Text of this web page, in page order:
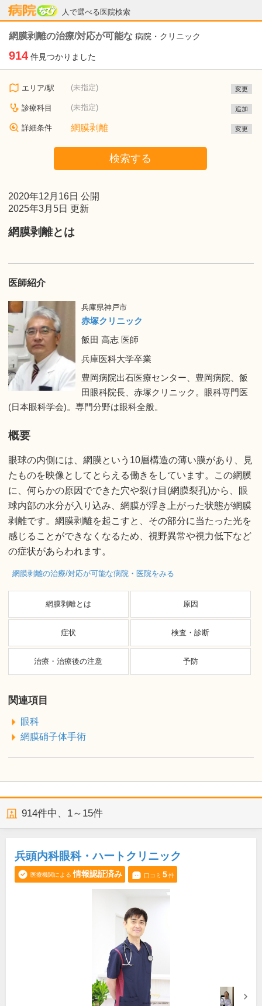
人で選べる医院検索
病院なび
網膜剥離の治療/対応が可能な 病院・クリニック
914 件見つかりました
エリア/駅 (未指定) 変更
診療科目 (未指定) 追加
詳細条件 網膜剥離 変更
検索する
2020年12月16日 公開
2025年3月5日 更新
網膜剥離とは
医師紹介
兵庫県神戸市
赤塚クリニック
飯田 高志 医師
兵庫医科大学卒業
豊岡病院出石医療センター、豊岡病院、飯
田眼科院長、赤塚クリニック。眼科専門医
(日本眼科学会)。専門分野は眼科全般。
概要
眼球の内側には、網膜という10層構造の薄い膜があり、見
たものを映像としてとらえる働きをしています。この網膜
に、何らかの原因でできた穴や裂け目(網膜裂孔)から、眼
球内部の水分が入り込み、網膜が浮き上がった状態が網膜
剥離です。網膜剥離を起こすと、その部分に当たった光を
感じることができなくなるため、視野異常や視力低下など
の症状があらわれます。
網膜剥離の治療/対応が可能な病院・医院をみる
網膜剥離とは 原因
症状 検査・診断
治療・治療後の注意 予防
関連項目
眼科
網膜硝子体手術
914件中、 1～15件
兵頭内科眼科・ハートクリニック
医療機関による 情報認証済み 口コミ 5件